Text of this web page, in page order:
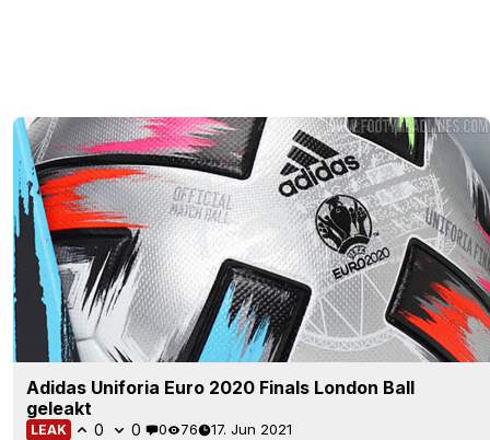
Adidas Uniforia Euro 2020 Finals London Ball
geleakt
LEAK 0 0 0 76 17. Jun 2021